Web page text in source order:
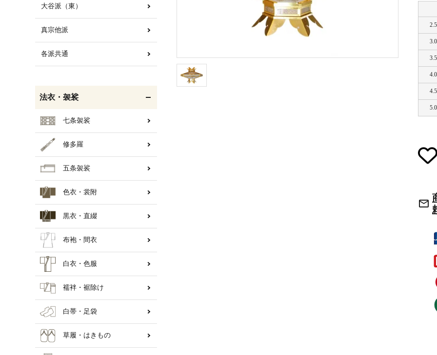
草履・はきもの
法衣かばん・
ご法要用品・箱類 椅子・机・そ
欄間・障子・襖・翠簾 喚鐘・梵鐘・銅
納骨壇
mail_outline
大谷派（東）
真宗他派
各派共通
法衣・袈裟
七条袈裟
修多羅
五条袈裟
色衣・裳附
黒衣・直綴
布袍・間衣
白衣・色服
襦袢・裾除け
白帯・足袋
草履・はきもの